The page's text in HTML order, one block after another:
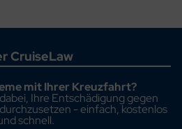
CruiseLaw
mit Ihrer Kreuzfahrt?
Ihre Entschädigung gegen
- einfach, kostenlos
schnell.